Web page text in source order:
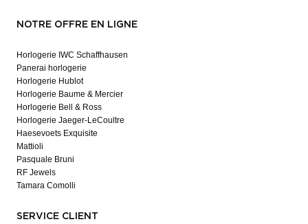
NOTRE OFFRE EN LIGNE
Horlogerie IWC Schaffhausen
Panerai horlogerie
Horlogerie Hublot
Horlogerie Baume & Mercier
Horlogerie Bell & Ross
Horlogerie Jaeger-LeCoultre
Haesevoets Exquisite
Mattioli
Pasquale Bruni
RF Jewels
Tamara Comolli
SERVICE CLIENT